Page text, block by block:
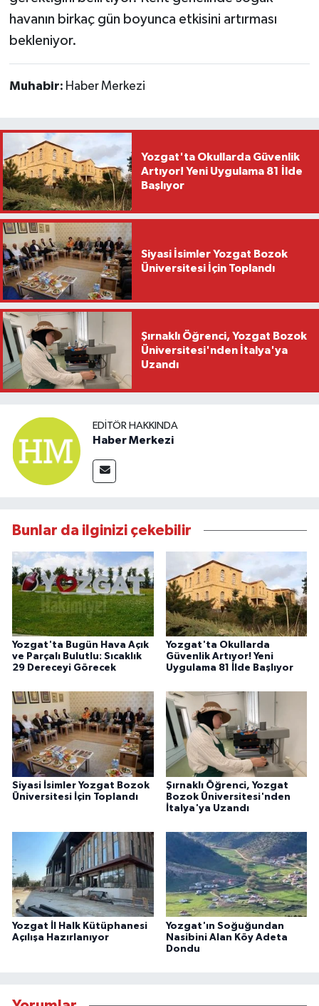
havanın birkaç gün boyunca etkisini artırması
bekleniyor.
Muhabir: Haber Merkezi
Yozgat'ta Okullarda Güvenlik
Artıyor! Yeni Uygulama 81 İlde
Başlıyor
Siyasi İsimler Yozgat Bozok
Üniversitesi İçin Toplandı
Şırnaklı Öğrenci, Yozgat Bozok
Üniversitesi'nden İtalya'ya
Uzandı
EDITÖR HAKKINDA
Haber Merkezi
Bunlar da ilginizi çekebilir
Yozgat'ta Bugün Hava Açık
ve Parçalı Bulutlu: Sıcaklık
29 Dereceyi Görecek
Yozgat'ta Okullarda
Güvenlik Artıyor! Yeni
Uygulama 81 İlde Başlıyor
Siyasi İsimler Yozgat Bozok
Üniversitesi İçin Toplandı
Şırnaklı Öğrenci, Yozgat
Bozok Üniversitesi'nden
İtalya'ya Uzandı
Yozgat İl Halk Kütüphanesi
Açılışa Hazırlanıyor
Yozgat'ın Soğuğundan
Nasibini Alan Köy Adeta
Dondu